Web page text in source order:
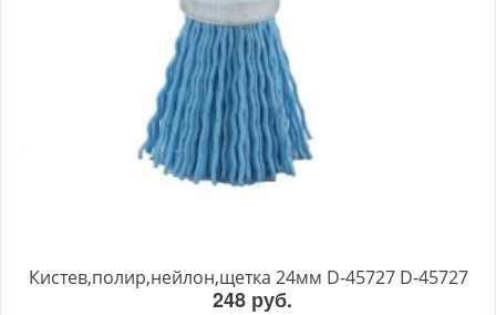
Кистев,полир,нейлон,щетка 24мм D-45727 D-45727
248 руб.